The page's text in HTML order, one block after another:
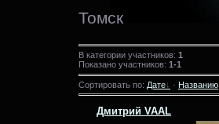
Томск
В категории участников: 1
Показано участников: 1-1
Сортировать по: Дате · Названию
Дмитрий VAAL